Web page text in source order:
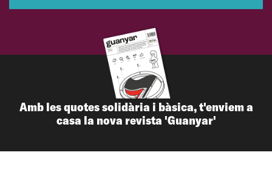
Amb les quotes solidària i bàsica, t'enviem a
casa la nova revista 'Guanyar'